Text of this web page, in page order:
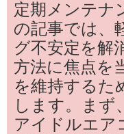
定期メンテナ
の記事では、
グ不安定を解
方法に焦点を
を維持するた
します。まず
アイドルエア